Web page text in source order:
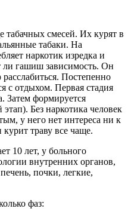
смесей. Их курят в
табаки. На
наркотик изредка и
ли гашиш зависимость. Он
Постепенно
с отдыхом. Первая стадия
Затем формируется
Без наркотика человек
у него нет интереса ни к
траву все чаще.
10 лет, у больного
внутренних органов,
почки, легкие,
фаз: